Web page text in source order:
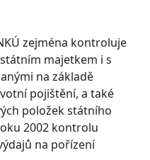
zejména kontroluje
majetkem i s
na základě
pojištění, a také
položek státního
2002 kontrolu
na pořízení